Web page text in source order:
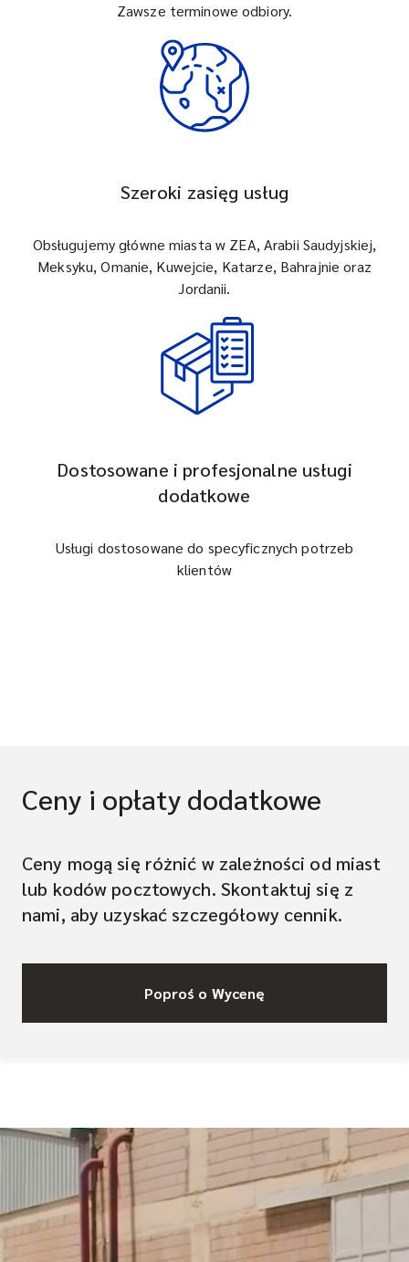
Zawsze terminowe odbiory.
Szeroki zasięg usług
Obsługujemy główne miasta w ZEA, Arabii Saudyjskiej,
Meksyku, Omanie, Kuwejcie, Katarze, Bahrajnie oraz
Jordanii.
Dostosowane i profesjonalne usługi
dodatkowe
Usługi dostosowane do specyficznych potrzeb
klientów
Ceny i opłaty dodatkowe
Ceny mogą się różnić w zależności od miast
lub kodów pocztowych. Skontaktuj się z
nami, aby uzyskać szczegółowy cennik.
Poproś o Wycenę